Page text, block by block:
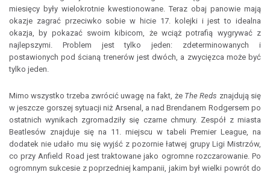
miesięcy były wielokrotnie kwestionowane. Teraz obaj panowie mają
okazje zagrać przeciwko sobie w hicie 17. kolejki i jest to idealna
okazja, by pokazać swoim kibicom, że wciąż potrafią wygrywać z
najlepszymi. Problem jest tylko jeden: zdeterminowanych i
postawionych pod ścianą trenerów jest dwóch, a zwycięzca może być
tylko jeden.
Mimo wszystko trzeba zwrócić uwagę na fakt, że The Reds znajdują się
w jeszcze gorszej sytuacji niż Arsenal, a nad Brendanem Rodgersem po
ostatnich wynikach zgromadziły się czarne chmury. Zespół z miasta
Beatlesów znajduje się na 11. miejscu w tabeli Premier League, na
dodatek nie udało mu się wyjść z pozornie łatwej grupy Ligi Mistrzów,
co przy Anfield Road jest traktowane jako ogromne rozczarowanie. Po
ogromnym sukcesie z poprzedniej kampanii, jakim był wielki powrót do